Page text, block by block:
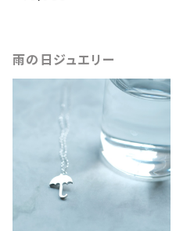
雨の日ジュエリー